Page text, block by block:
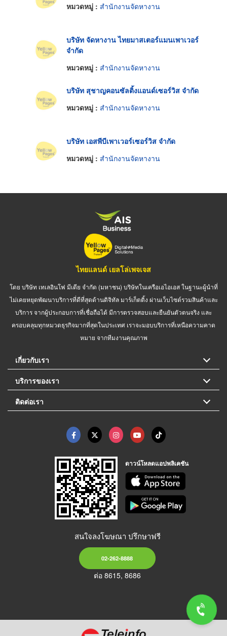
หมวดหมู่ : สำนักงานจัดหางาน
บริษัท จัดหางาน ไทยมาสเตอร์แมนเพาเวอร์
จำกัด
หมวดหมู่ : สำนักงานจัดหางาน
บริษัท สุชาญคอนซัลติ้งแอนด์เซอร์วิส จำกัด
หมวดหมู่ : สำนักงานจัดหางาน
บริษัท เอสพีบีเพาเวอร์เซอร์วิส จำกัด
หมวดหมู่ : สำนักงานจัดหางาน
ไทยแลนด์ เยลโล่เพจเจส
โดย บริษัท เทเลอินโฟ มีเดีย จำกัด (มหาชน) บริษัทในเครือเอไอเอส ในฐานะผู้นำที่
ไม่เคยหยุดพัฒนาบริการที่ดีที่สุดด้านดิจิทัล มาร์เก็ตติ้ง ผ่านเว็บไซต์รวมสินค้าและ
บริการ จากผู้ประกอบการที่เชื่อถือได้ มีการตรวจสอบและยืนยันตัวตนจริง และ
ครอบคลุมทุกหมวดธุรกิจมากที่สุดในประเทศ เราจะมอบบริการที่เหนือความคาด
หมาย จากทีมงานคุณภาพ
เกี่ยวกับเรา
บริการของเรา
ติดต่อเรา
ดาวน์โหลดแอปพลิเคชัน
สนใจลงโฆษณา ปรึกษาฟรี
02-262-8888
ต่อ 8615, 8686